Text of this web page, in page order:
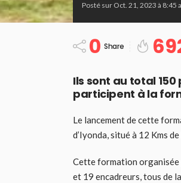
Posté sur Oct. 21, 2023 à 8:45
0 Share
Ils sont au total
participent à la
Le lancement de cette
d’Iyonda, situé à 12 Kms
Cette formation organisée
et 19 encadreurs, tous de